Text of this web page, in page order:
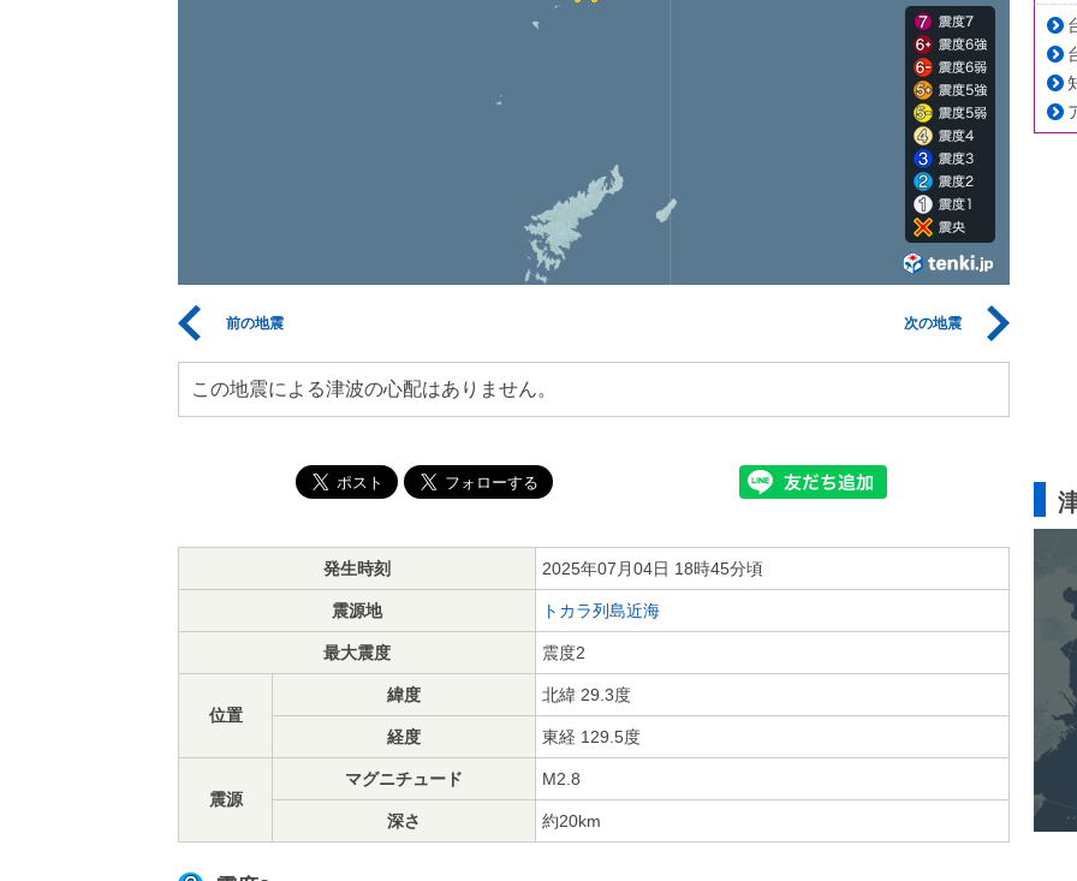
前の地震 次の地震
この地震による津波の心配はありません。
発生時刻 2025年07月04日 18時45分頃
震源地 トカラ列島近海
最大震度 震度2
位置
緯度 北緯 29.3度
経度 東経 129.5度
震源
マグニチュード M2.8
深さ 約20km